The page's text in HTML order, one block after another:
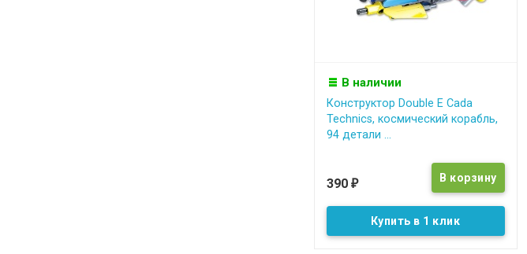
В наличии
Конструктор Double E Cada
Technics, космический корабль,
94 детали ...
390 ₽
Купить в 1 клик